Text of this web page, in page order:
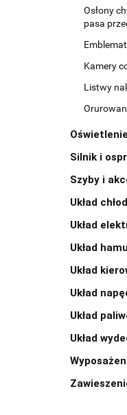
Osłony
pasa
Kamery
Listwy
Oświetlenie
Silnik i
Szyby i
Układ
Układ
Układ
Układ
Układ
Układ
Układ